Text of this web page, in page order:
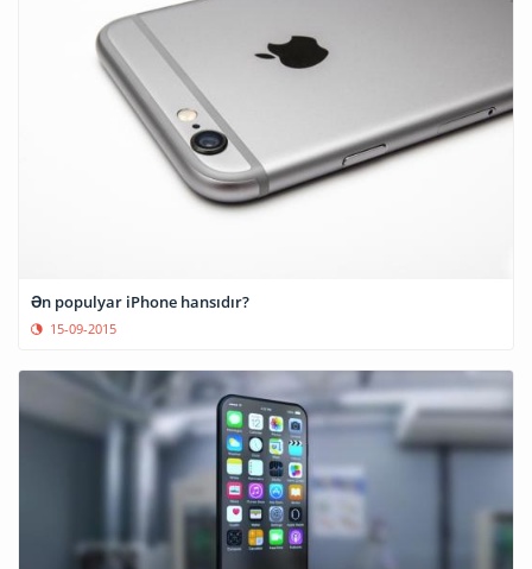
Ən populyar iPhone hansıdır?
15-09-2015